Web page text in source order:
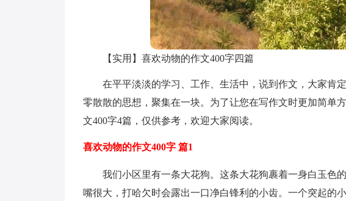
【实用】喜欢动物的作文400字四篇
在平平淡淡的学习、工作、生活中，说到作文，大家肯
零散散的思想，聚集在一块。为了让您在写作文时更加简单
文400字4篇，仅供参考，欢迎大家阅读。
喜欢动物的作文400字 篇1
我们小区里有一条大花狗。这条大花狗裹着一身白玉色
嘴很大，打哈欠时会露出一口净白锋利的小齿。一个突起的